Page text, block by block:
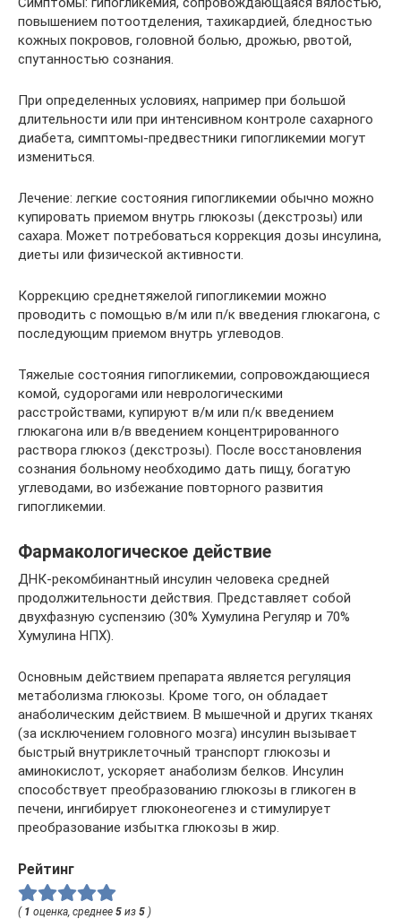
повышением потоотделения, тахикардией, бледностью
кожных покровов, головной болью, дрожью, рвотой,
спутанностью сознания.
При определенных условиях, например при большой
длительности или при интенсивном контроле сахарного
диабета, симптомы-предвестники гипогликемии могут
измениться.
Лечение: легкие состояния гипогликемии обычно можно
купировать приемом внутрь глюкозы (декстрозы) или
сахара. Может потребоваться коррекция дозы инсулина,
диеты или физической активности.
Коррекцию среднетяжелой гипогликемии можно
проводить с помощью в/м или п/к введения глюкагона, с
последующим приемом внутрь углеводов.
Тяжелые состояния гипогликемии, сопровождающиеся
комой, судорогами или неврологическими
расстройствами, купируют в/м или п/к введением
глюкагона или в/в введением концентрированного
раствора глюкоз (декстрозы). После восстановления
сознания больному необходимо дать пищу, богатую
углеводами, во избежание повторного развития
гипогликемии.
Фармакологическое действие
ДНК-рекомбинантный инсулин человека средней
продолжительности действия. Представляет собой
двухфазную суспензию (30% Хумулина Регуляр и 70%
Хумулина НПХ).
Основным действием препарата является регуляция
метаболизма глюкозы. Кроме того, он обладает
анаболическим действием. В мышечной и других тканях
(за исключением головного мозга) инсулин вызывает
быстрый внутриклеточный транспорт глюкозы и
аминокислот, ускоряет анаболизм белков. Инсулин
способствует преобразованию глюкозы в гликоген в
печени, ингибирует глюконеогенез и стимулирует
преобразование избытка глюкозы в жир.
Рейтинг
( 1 оценка, среднее 5 из 5 )